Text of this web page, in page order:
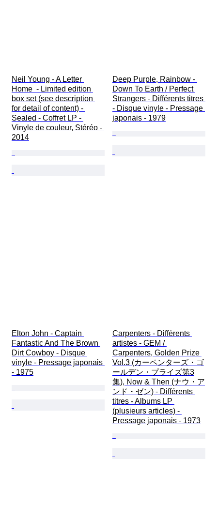
Neil Young - A Letter
Home  - Limited edition
box set (see description
for detail of content) -
Sealed - Coffret LP -
Vinyle de couleur, Stéréo -
2014
Deep Purple, Rainbow -
Down To Earth / Perfect
Strangers - Différents titres
- Disque vinyle - Pressage
japonais - 1979
Elton John - Captain
Fantastic And The Brown
Dirt Cowboy - Disque
vinyle - Pressage japonais
- 1975
Carpenters - Différents
artistes - GEM /
Carpenters, Golden Prize
Vol.3 (カーペンターズ・ゴ
ールデン・プライズ第3
集), Now & Then (ナウ・ア
ンド・ゼン) - Différents
titres - Albums LP
(plusieurs articles) -
Pressage japonais - 1973